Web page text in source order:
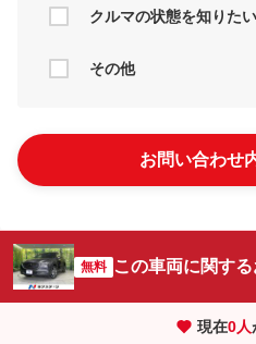
クルマの状態を知りたい
その他
お問い合わせ
無料 この車両に関す
現在0人